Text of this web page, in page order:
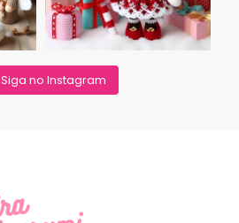
Siga no Instagram